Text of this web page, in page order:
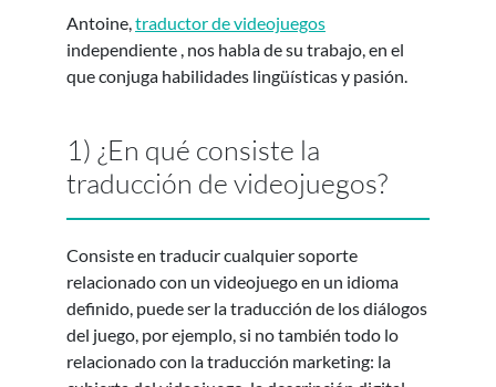
Antoine,traductor de videojuegos
independiente , nos habla de su trabajo, en el
que conjuga habilidades lingüísticas y pasión.
1) ¿En qué consiste la
traducción de videojuegos?
Consiste en traducir cualquier soporte
relacionado con un videojuego en un idioma
definido, puede ser la traducción de los diálogos
del juego, por ejemplo, si no también todo lo
relacionado con la traducción marketing: la